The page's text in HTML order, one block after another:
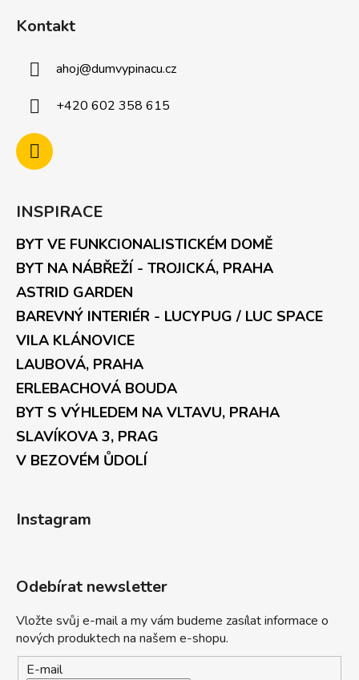
Kontakt
ahoj@dumvypinacu.cz
+420 602 358 615
INSPIRACE
BYT VE FUNKCIONALISTICKÉM DOMĚ
BYT NA NÁBŘEŽÍ - TROJICKÁ, PRAHA
ASTRID GARDEN
BAREVNÝ INTERIÉR - LUCYPUG / LUC SPACE
VILA KLÁNOVICE
LAUBOVÁ, PRAHA
ERLEBACHOVÁ BOUDA
BYT S VÝHLEDEM NA VLTAVU, PRAHA
SLAVÍKOVA 3, PRAG
V BEZOVÉM ŮDOLÍ
Instagram
Odebírat newsletter
Vložte svůj e-mail a my vám budeme zasílat informace o
nových produktech na našem e-shopu.
E-mail